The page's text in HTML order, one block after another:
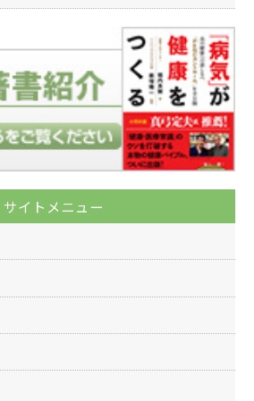
サイトメニュー